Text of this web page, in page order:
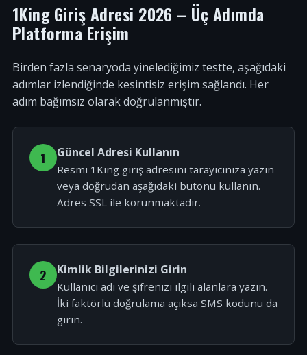
1King Giriş Adresi 2026 – Üç Adımda
Platforma Erişim
Birden fazla senaryoda yinelediğimiz testte, aşağıdaki
adımlar izlendiğinde kesintisiz erişim sağlandı. Her
adım bağımsız olarak doğrulanmıştır.
1 Güncel Adresi Kullanın
Resmi 1King giriş adresini tarayıcınıza yazın
veya doğrudan aşağıdaki butonu kullanın.
Adres SSL ile korunmaktadır.
2 Kimlik Bilgilerinizi Girin
Kullanıcı adı ve şifrenizi ilgili alanlara yazın.
İki faktörlü doğrulama açıksa SMS kodunu da
girin.